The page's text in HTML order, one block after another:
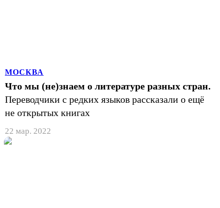
МОСКВА
Что мы (не)знаем о литературе разных стран.
Переводчики с редких языков рассказали о ещё
не открытых книгах
22 мар. 2022